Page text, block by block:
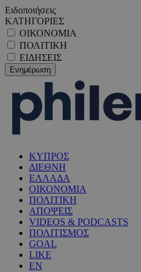
Ειδοποιήσεις
ΚΑΤΗΓΟΡΙΕΣ
ΟΙΚΟΝΟΜΙΑ
ΠΟΛΙΤΙΚΗ
ΕΙΔΗΣΕΙΣ
ΚΥΠΡΟΣ
ΔΙΕΘΝΗ
ΕΛΛΑΔΑ
ΟΙΚΟΝΟΜΙΑ
ΠΟΛΙΤΙΚΗ
ΑΠΟΨΕΙΣ
VIDEOS & PODCASTS
ΠΟΛΙΤΙΣΜΟΣ
GOAL
LIKE
EN